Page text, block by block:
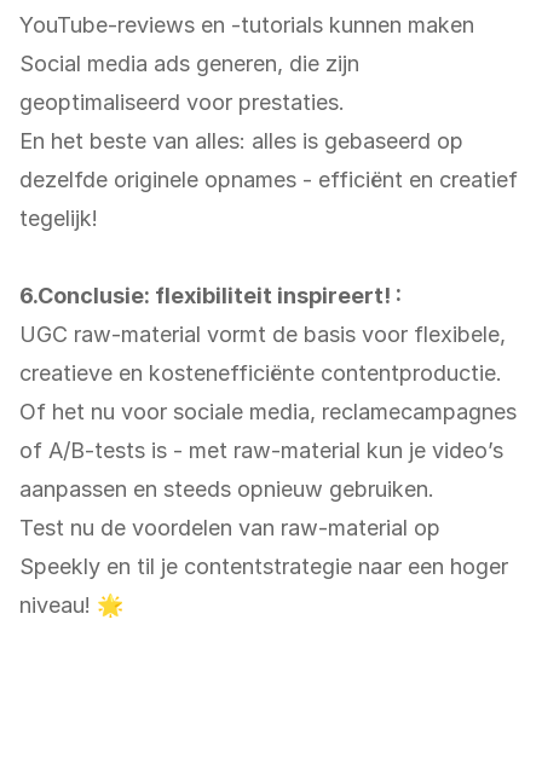
YouTube-reviews en -tutorials kunnen maken
Social media ads generen, die zijn
geoptimaliseerd voor prestaties.
En het beste van alles: alles is gebaseerd op
dezelfde originele opnames - efficiënt en creatief
tegelijk!
6.Conclusie: flexibiliteit inspireert! :
UGC raw-material vormt de basis voor flexibele,
creatieve en kostenefficiënte contentproductie.
Of het nu voor sociale media, reclamecampagnes
of A/B-tests is - met raw-material kun je video’s
aanpassen en steeds opnieuw gebruiken.
Test nu de voordelen van raw-material op
Speekly en til je contentstrategie naar een hoger
niveau! 🌟